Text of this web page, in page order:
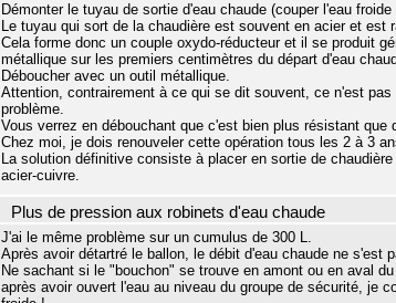
Démonter le tuyau de sortie d'eau chaude (couper l'eau
Le tuyau qui sort de la chaudière est souvent en acier et est
Cela forme donc un couple oxydo-réducteur et il se produit
métallique sur les premiers centimètres du départ d'eau
Déboucher avec un outil métallique.
Attention, contrairement à ce qui se dit souvent, ce n'est
problème.
Vous verrez en débouchant que c'est bien plus résistant que
Chez moi, je dois renouveler cette opération tous les 2 à 3
La solution définitive consiste à placer en sortie de
acier-cuivre.
Plus de pression aux robinets d'eau chaude
J'ai le même problème sur un cumulus de 300 L.
Après avoir détartré le ballon, le débit d'eau chaude ne s'est
Ne sachant si le "bouchon" se trouve en amont ou en aval
après avoir ouvert l'eau au niveau du groupe de sécurité, je